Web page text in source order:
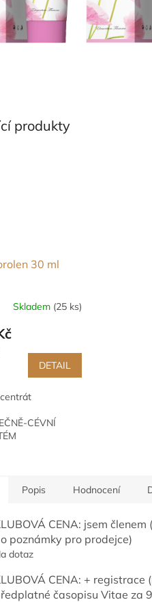
produkty
30 ml
Skladem (25 ks)
DETAIL
CÉVNÍ
Popis Hodnocení
CENA: jsem
poznámky pro prodejce)
dotaz
CENA: + registrace
časopisu Vitae za